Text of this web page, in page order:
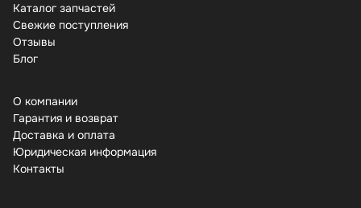
Каталог запчастей
Свежие поступления
Отзывы
Бло
О компании
Гарантия и возврат
Доставка и оплата
Юридическая информация
Контакты